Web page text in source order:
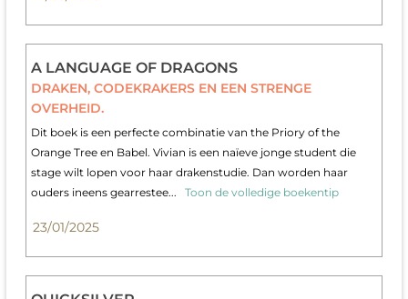
A LANGUAGE OF DRAGONS
DRAKEN, CODEKRAKERS EN EEN STRENGE
OVERHEID.
Dit boek is een perfecte combinatie van the Priory of the
Orange Tree en Babel. Vivian is een naïeve jonge student die
stage wilt lopen voor haar drakenstudie. Dan worden haar
ouders ineens gearrestee...
Toon de volledige boekentip
23/01/2025